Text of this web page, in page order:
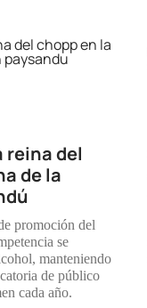
reina del
de la
promoción del
se
manteniendo
de público
cada año.